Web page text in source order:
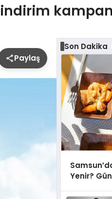
Paylaş
Son Dakika
Yenir?